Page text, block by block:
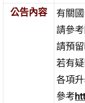
公告內容
有關
請參
請預
若有
各項
參考